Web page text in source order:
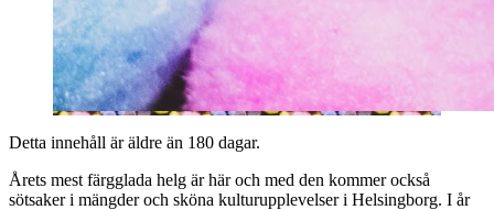
Detta innehåll är äldre än 180 dagar.
Årets mest färgglada helg är här och med den kommer också
sötsaker i mängder och sköna kulturupplevelser i Helsingborg. I år